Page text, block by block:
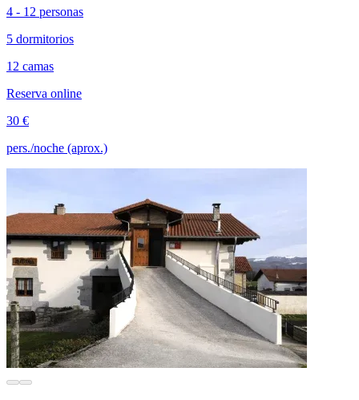
4 - 12 personas
5 dormitorios
12 camas
Reserva online
30 €
pers./noche (aprox.)